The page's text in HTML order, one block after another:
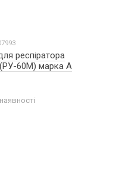
респіратора
60М) марка А